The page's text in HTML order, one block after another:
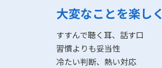
大変なことを楽しく
すすんで聴く耳、話す口
習慣よりも妥当性
冷たい判断、熱い対応